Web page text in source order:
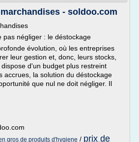
- soldoo.com
pas négliger : le déstockage
évolution, où les entreprises
leur gestion et, donc, leurs stocks,
d'un budget plus restreint
accrues, la solution du déstockage
que nul ne doit négliger. Il
gros de produits d'hygiene / prix de